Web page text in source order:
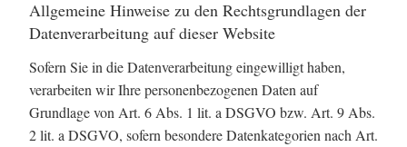
Allgemeine Hinweise zu den Rechtsgrundlagen der
Datenverarbeitung auf dieser Website
Sofern Sie in die Datenverarbeitung eingewilligt haben,
verarbeiten wir Ihre personenbezogenen Daten auf
Grundlage von Art. 6 Abs. 1 lit. a DSGVO bzw. Art. 9 Abs.
2 lit. a DSGVO, sofern besondere Datenkategorien nach Art.